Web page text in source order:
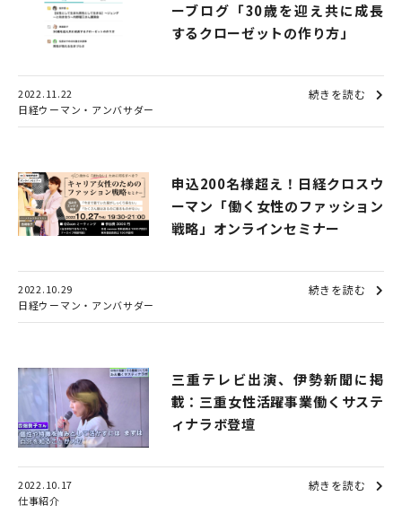
ーブログ「30歳を迎え共に成長
するクローゼットの作り方」
2022.11.22
日経ウーマン・アンバサダー
続きを読む
申込200名様超え！日経クロスウ
ーマン「働く女性のファッション
戦略」オンラインセミナー
2022.10.29
日経ウーマン・アンバサダー
続きを読む
三重テレビ出演、伊勢新聞に掲
載：三重女性活躍事業働くサステ
ィナラボ登壇
2022.10.17
仕事紹介
続きを読む